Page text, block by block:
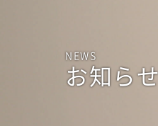
NEWS
お知らせ